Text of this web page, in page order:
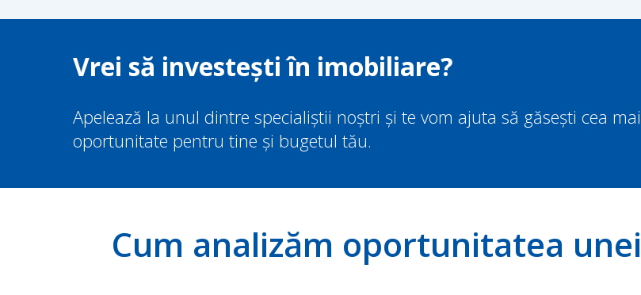
Vrei să investești în imobiliare?
Apelează la unul dintre specialiștii noștri și te vom ajuta să găsești cea
oportunitate pentru tine și bugetul tău.
Cum analizăm oportunitatea